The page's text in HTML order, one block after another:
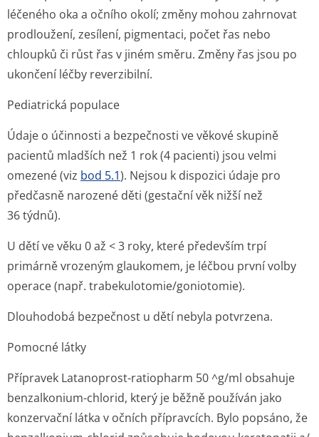
léčeného oka a očního okolí; změny mohou zahrnovat
prodloužení, zesílení, pigmentaci, počet řas nebo
chloupků či růst řas v jiném směru. Změny řas jsou po
ukončení léčby reverzibilní.
Pediatrická populace
Údaje o účinnosti a bezpečnosti ve věkové skupině
pacientů mladších než 1 rok (4 pacienti) jsou velmi
omezené (viz bod 5.1). Nejsou k dispozici údaje pro
předčasně narozené děti (gestační věk nižší než
36 týdnů).
U dětí ve věku 0 až < 3 roky, které především trpí
primárně vrozeným glaukomem, je léčbou první volby
operace (např. trabekulotomi­e/goniotomie).
Dlouhodobá bezpečnost u dětí nebyla potvrzena.
Pomocné látky
Přípravek Latanoprost-ratiopharm 50 ^g/ml obsahuje
benzalkonium-chlorid, který je běžně používán jako
konzervační látka v očních přípravcích. Bylo popsáno, že